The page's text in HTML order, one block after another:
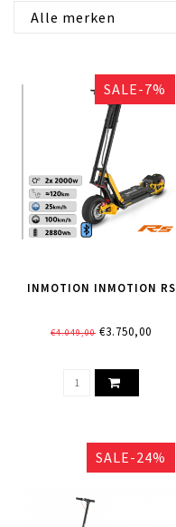
Alle merken
SALE-7%
INMOTION INMOTION RS
€4.049,00 €3.750,00
SALE-24%